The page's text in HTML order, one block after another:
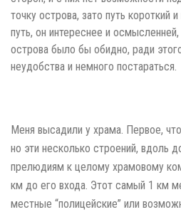
точку острова, зато путь короткий
путь, он интереснее и
острова было бы обидно, ради
неудобства и немного постараться.
Меня высадили у храма. Первое,
но эти несколько строений, вдоль
прелюдиям к целому храмовому
км до его входа. Этот самый 1 км
местные “полицейские” или